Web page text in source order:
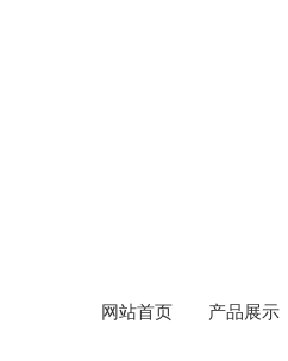
网站首页 产品展示